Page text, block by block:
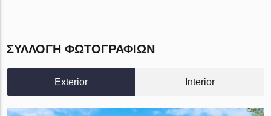
ΣΥΛΛΟΓΉ ΦΩΤΟΓΡΑΦΙΏΝ
Exterior Interior